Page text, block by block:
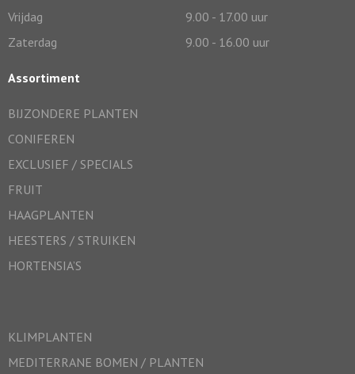
Vrijdag
9.00 - 17.00 uur
Zaterdag
9.00 - 16.00 uur
Assortiment
BIJZONDERE PLANTEN
CONIFEREN
EXCLUSIEF / SPECIALS
FRUIT
HAAGPLANTEN
HEESTERS / STRUIKEN
HORTENSIA’S
KLIMPLANTEN
MEDITERRANE BOMEN / PLANTEN